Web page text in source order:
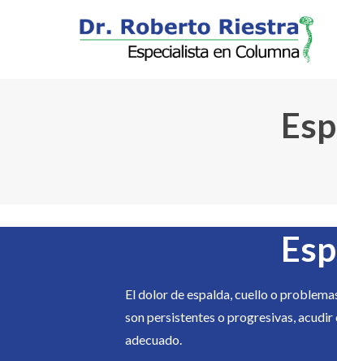
El dolor de espalda, cuello o
son persistentes o progresivas, acudir
adecuado.